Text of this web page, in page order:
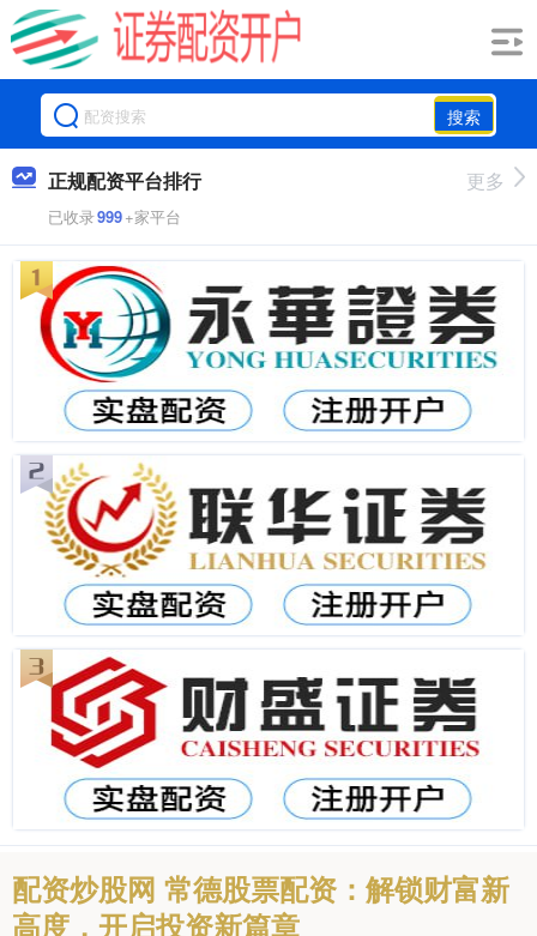
搜索
正规配资平台排行
已收录999+家平台
更多
配资炒股网 常德股票配资：解锁财富新
高度，开启投资新篇章